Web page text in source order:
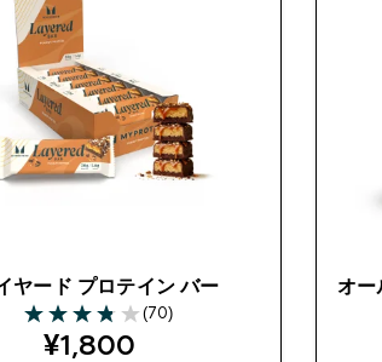
ヤード プロテイン バー
3.8 out of 5 stars
(70)
discounted price
¥1,800‎
オー